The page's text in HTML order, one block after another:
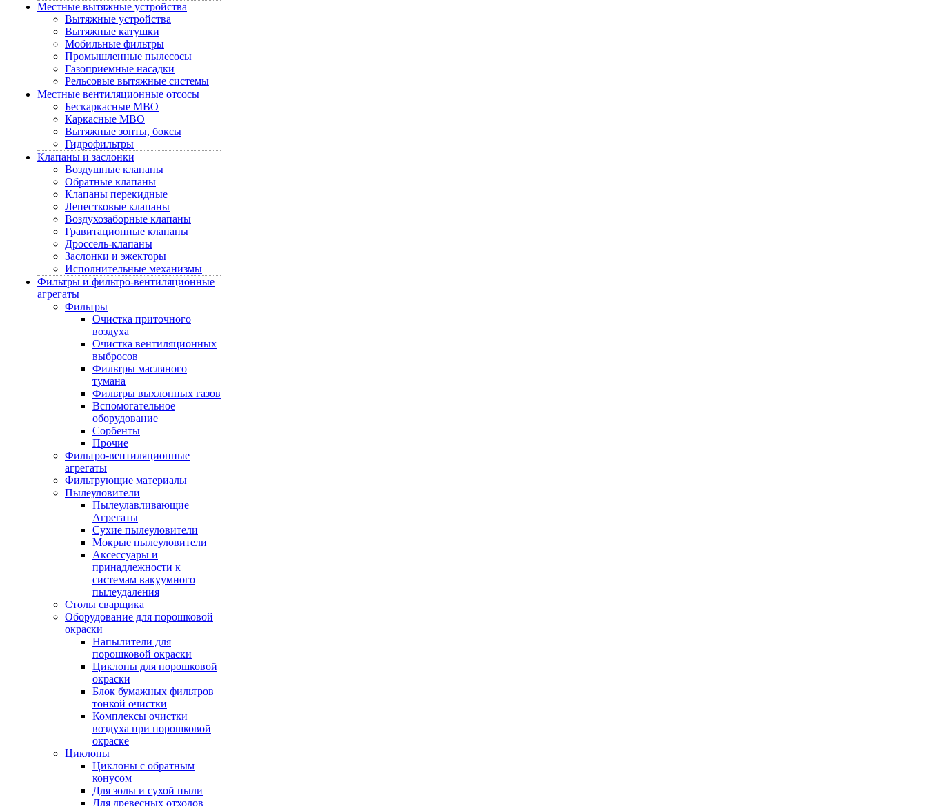
Местные вытяжные устройства
Вытяжные устройства
Вытяжные катушки
Мобильные фильтры
Промышленные пылесосы
Газоприемные насадки
Рельсовые вытяжные системы
Местные вентиляционные отсосы
Бескаркасные МВО
Каркасные МВО
Вытяжные зонты, боксы
Гидрофильтры
Клапаны и заслонки
Воздушные клапаны
Обратные клапаны
Клапаны перекидные
Лепестковые клапаны
Воздухозаборные клапаны
Гравитационные клапаны
Дроссель-клапаны
Заслонки и эжекторы
Исполнительные механизмы
Фильтры и фильтро-вентиляционные
агрегаты
Фильтры
Очистка приточного
воздуха
Очистка вентиляционных
выбросов
Фильтры масляного
тумана
Фильтры выхлопных газов
Вспомогательное
оборудование
Сорбенты
Прочие
Фильтро-вентиляционные
агрегаты
Фильтрующие материалы
Пылеуловители
Пылеулавливающие
Агрегаты
Сухие пылеуловители
Мокрые пылеуловители
Аксессуары и
принадлежности к
системам вакуумного
пылеудаления
Столы сварщика
Оборудование для порошковой
окраски
Напылители для
порошковой окраски
Циклоны для порошковой
окраски
Блок бумажных фильтров
тонкой очистки
Комплексы очистки
воздуха при порошковой
окраске
Циклоны
Циклоны с обратным
конусом
Для золы и сухой пыли
Для древесных отходов